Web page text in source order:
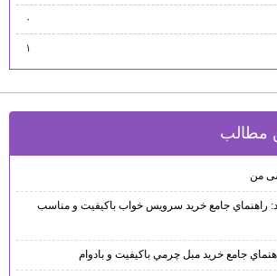
مطالب
من
جامع خريد سرويس خواب باكيفيت و مناسب
جامع خريد مبل چرمي باكيفيت و بادوام